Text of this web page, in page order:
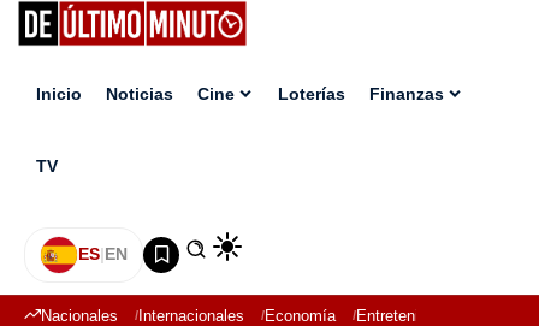
Inicio Noticias Cine Loterías Finanzas
TV
ES|EN
Nacionales Internacionales Economía Entretenimiento